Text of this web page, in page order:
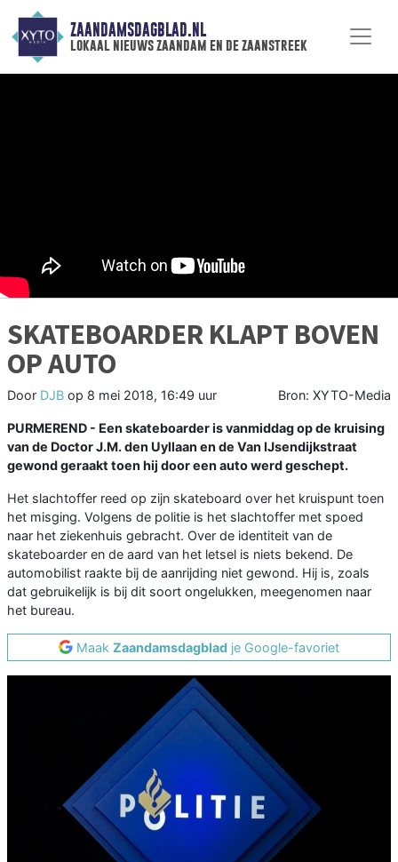
ZAANDAMSDAGBLAD.NL
lokaal nieuws zaandam en de zaanstreek
SKATEBOARDER KLAPT BOVEN
OP AUTO
Door DJB op 8 mei 2018, 16:49 uur Bron: XYTO-Media
PURMEREND - Een skateboarder is vanmiddag op de kruising
van de Doctor J.M. den Uyllaan en de Van IJsendijkstraat
gewond geraakt toen hij door een auto werd geschept.
Het slachtoffer reed op zijn skateboard over het kruispunt toen
het misging. Volgens de politie is het slachtoffer met spoed
naar het ziekenhuis gebracht. Over de identiteit van de
skateboarder en de aard van het letsel is niets bekend. De
automobilist raakte bij de aanrijding niet gewond. Hij is, zoals
dat gebruikelijk is bij dit soort ongelukken, meegenomen naar
het bureau.
Maak Zaandamsdagblad je Google-favoriet